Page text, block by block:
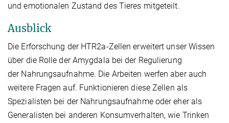
und emotionalen Zustand des Tieres mitgeteilt.
Ausblick
Die Erforschung der HTR2a-Zellen erweitert unser Wissen
über die Rolle der Amygdala bei der Regulierung
der Nahrungsaufnahme. Die Arbeiten werfen aber auch
weitere Fragen auf. Funktionieren diese Zellen als
Spezialisten bei der Nahrungsaufnahme oder eher als
Generalisten bei anderen Konsumverhalten, wie Trinken